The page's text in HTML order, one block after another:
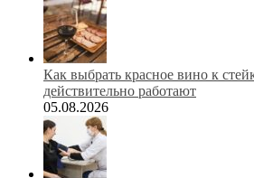
Как выбрать красное вино к
действительно работают
05.08.2026